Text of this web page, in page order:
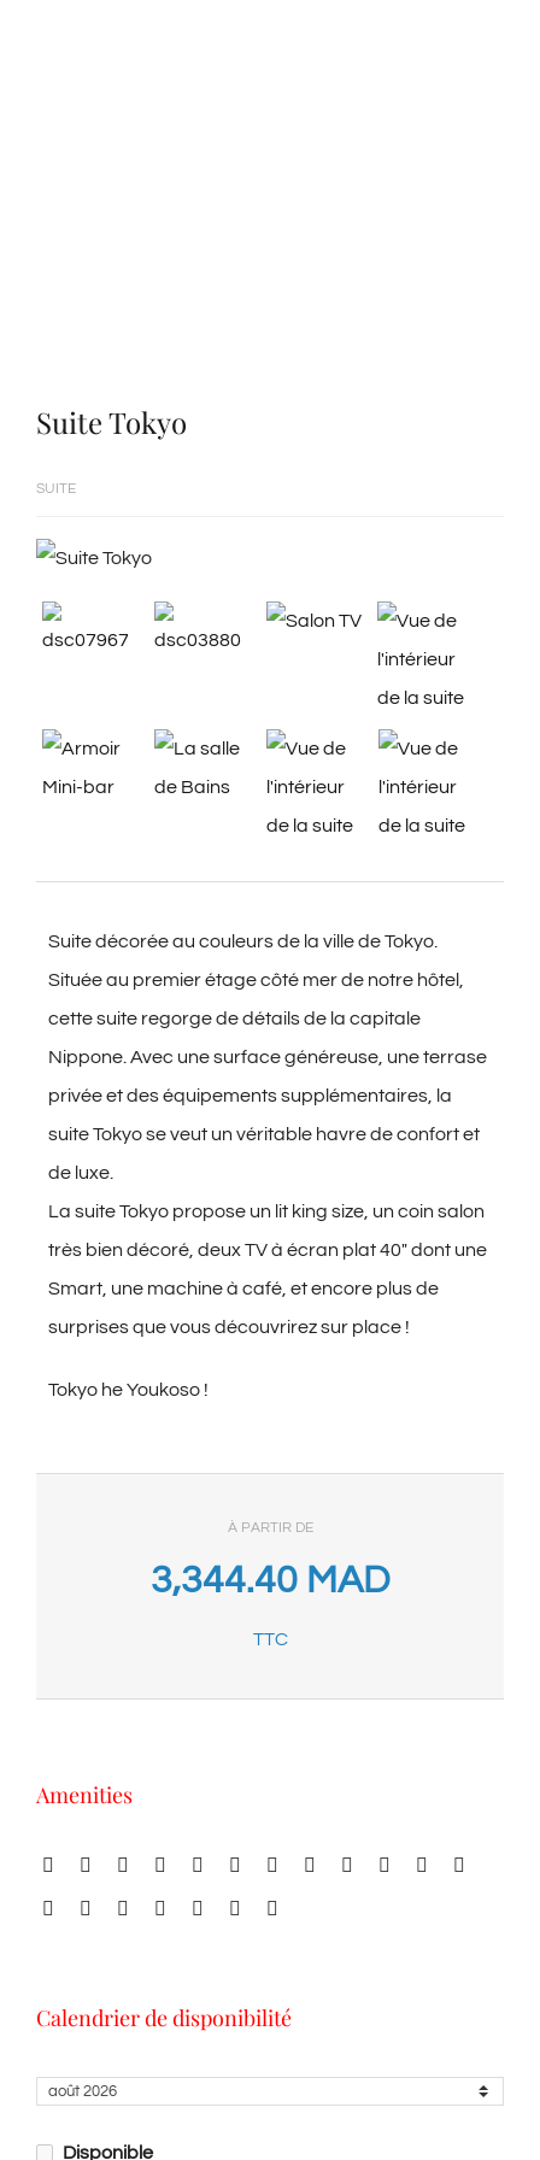
Suite Tokyo
SUITE
Suite décorée au couleurs de la ville de Tokyo.
Située au premier étage côté mer de notre hôtel,
cette suite regorge de détails de la capitale
Nippone. Avec une surface généreuse, une terrase
privée et des équipements supplémentaires, la
suite Tokyo se veut un véritable havre de confort et
de luxe.
La suite Tokyo propose un lit king size, un coin salon
très bien décoré, deux TV à écran plat 40" dont une
Smart, une machine à café, et encore plus de
surprises que vous découvrirez sur place !
Tokyo he Youkoso !
À PARTIR DE
3,344.40 MAD
TTC
Amenities
Calendrier de disponibilité
Disponible